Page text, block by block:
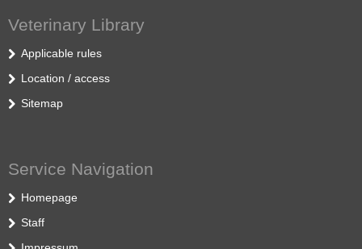
Veterinary Library
Applicable rules
Location / access
Sitemap
Service Navigation
Homepage
Staff